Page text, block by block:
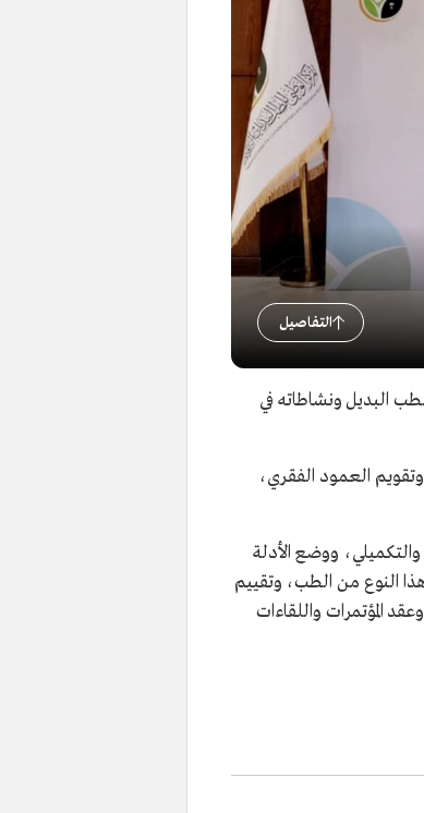
التفاصيل
البديل ونشاطاته في
وتقويم العمود الفقري،
ووضع الأدلة
النوع من الطب، وتقييم
المؤتمرات واللقاءات